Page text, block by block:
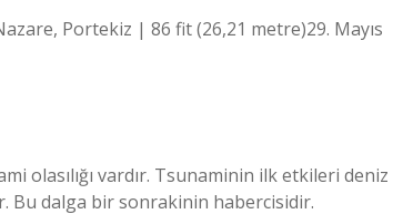
Portekiz | 86 fit (26,21 metre)29. Mayıs
olasılığı vardır. Tsunaminin ilk etkileri deniz
Bu dalga bir sonrakinin habercisidir.